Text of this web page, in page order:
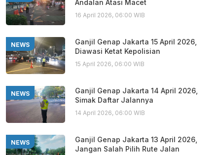
Andalan Atasi Macet
16 April 2026, 06:00 WIB
NEWS
Ganjil Genap Jakarta 15 April 2026,
Diawasi Ketat Kepolisian
15 April 2026, 06:00 WIB
NEWS
Ganjil Genap Jakarta 14 April 2026,
Simak Daftar Jalannya
14 April 2026, 06:00 WIB
NEWS
Ganjil Genap Jakarta 13 April 2026,
Jangan Salah Pilih Rute Jalan